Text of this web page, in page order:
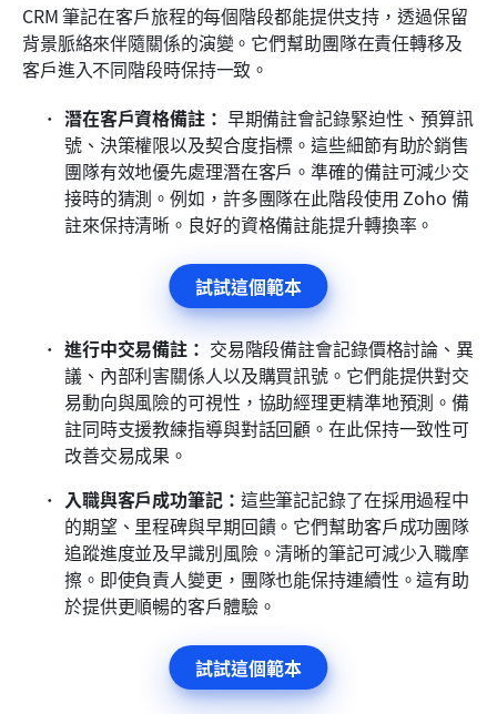
CRM 筆記在客戶旅程的每個階段都能提供支持，透過保留
背景脈絡來伴隨關係的演變。它們幫助團隊在責任轉移及
客戶進入不同階段時保持一致。
潛在客戶資格備註： 早期備註會記錄緊迫性、預算訊
號、決策權限以及契合度指標。這些細節有助於銷售
團隊有效地優先處理潛在客戶。準確的備註可減少交
接時的猜測。例如，許多團隊在此階段使用 Zoho 備
註來保持清晰。良好的資格備註能提升轉換率。
試試這個範本
進行中交易備註： 交易階段備註會記錄價格討論、異
議、內部利害關係人以及購買訊號。它們能提供對交
易動向與風險的可視性，協助經理更精準地預測。備
註同時支援教練指導與對話回顧。在此保持一致性可
改善交易成果。
入職與客戶成功筆記： 這些筆記記錄了在採用過程中
的期望、里程碑與早期回饋。它們幫助客戶成功團隊
追蹤進度並及早識別風險。清晰的筆記可減少入職摩
擦。即使負責人變更，團隊也能保持連續性。這有助
於提供更順暢的客戶體驗。
試試這個範本